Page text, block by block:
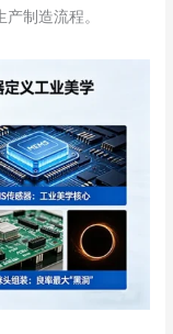
制造流程。